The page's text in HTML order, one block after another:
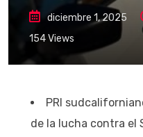
diciembre 1, 2025
154Views
PRI
de la lucha contra el